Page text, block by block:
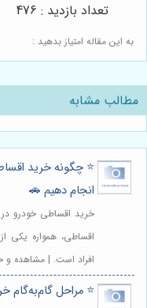
به این مقاله امتیاز بدهید :
تعداد بازدید : 476
مطالب مشابه
⭐️ چگونه خرید
انجام دهیم 🚗
خرید اقساطی خودرو
اقساطی، همواره یکی
افراد است. | مشاهده و
⭐️ مراحل گام‌به‌گام